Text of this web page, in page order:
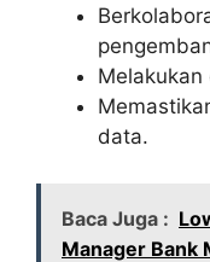
data.
Baca Juga :
Manager Bank